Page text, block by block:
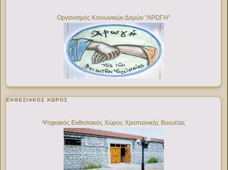
Οργανισμός Κοινωνικών Δομών "ΑΡΩΓΗ"
ΕΚΘΕΣΙΑΚΌΣ ΧΏΡΟΣ
Ψηφιακός Εκθεσιακός Χώρος Χριστιανικής Βοιωτίας